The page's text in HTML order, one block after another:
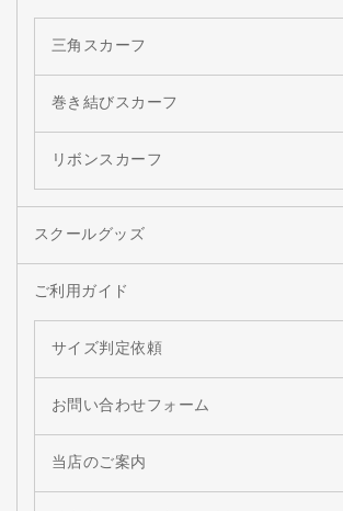
三角スカーフ
巻き結びスカーフ
リボンスカーフ
スクールグッズ
ご利用ガイド
サイズ判定依頼
お問い合わせフォーム
当店のご案内